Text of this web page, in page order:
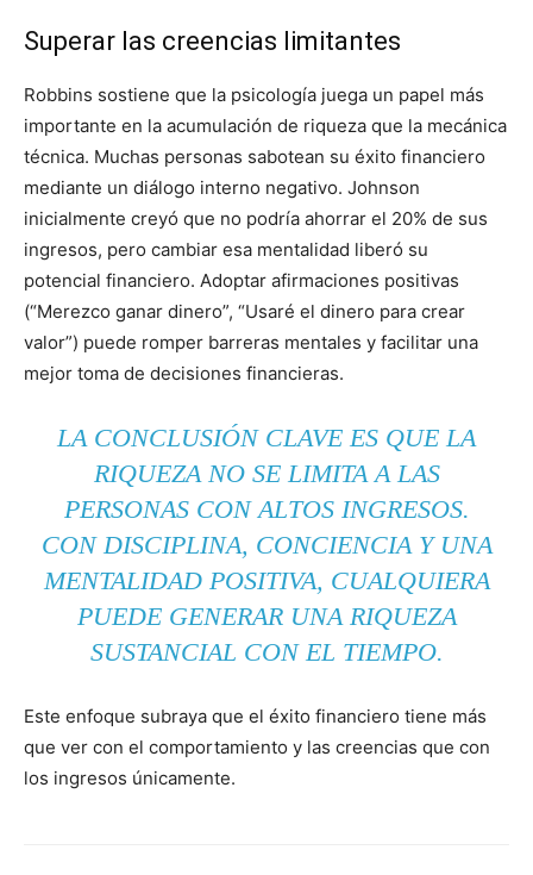
Superar las creencias limitantes
Robbins sostiene que la psicología juega un papel más
importante en la acumulación de riqueza que la mecánica
técnica. Muchas personas sabotean su éxito financiero
mediante un diálogo interno negativo. Johnson
inicialmente creyó que no podría ahorrar el 20% de sus
ingresos, pero cambiar esa mentalidad liberó su
potencial financiero. Adoptar afirmaciones positivas
(“Merezco ganar dinero”, “Usaré el dinero para crear
valor”) puede romper barreras mentales y facilitar una
mejor toma de decisiones financieras.
LA CONCLUSIÓN CLAVE ES QUE LA
RIQUEZA NO SE LIMITA A LAS
PERSONAS CON ALTOS INGRESOS.
CON DISCIPLINA, CONCIENCIA Y UNA
MENTALIDAD POSITIVA, CUALQUIERA
PUEDE GENERAR UNA RIQUEZA
SUSTANCIAL CON EL TIEMPO.
Este enfoque subraya que el éxito financiero tiene más
que ver con el comportamiento y las creencias que con
los ingresos únicamente.